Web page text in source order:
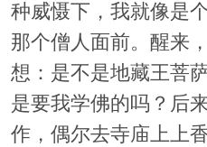
种威慑下，我就像是
那个僧人面前。醒来
想：是不是地藏王菩
是要我学佛的吗？后
作，偶尔去寺庙上上